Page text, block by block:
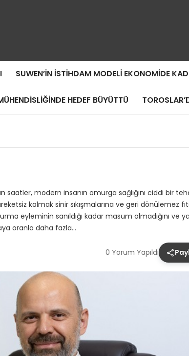
SUWEN’IN İSTIHDAM MODELI EKONOMIDE
HEDEF BÜYÜTTÜ
saatler, modern insanın omurga sağlığını ciddi bir
kalmak sinir sıkışmalarına ve geri dönülemez
eyleminin sanıldığı kadar masum olmadığını ve
oranla daha fazla…
0 Yorum Yapıldı